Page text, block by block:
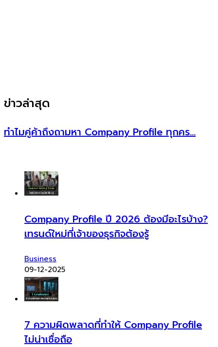
ข่าวล่าสุด
ทำไมคู่ค้าถึงถามหา Company Profile ทุกคร…
Company Profile ปี 2026 ต้องมีอะไรบ้าง?
เทรนด์ใหม่ที่เจ้าของธุรกิจต้องรู้
Business
09-12-2025
7 ความผิดพลาดที่ทำให้ Company Profile
ไม่น่าเชื่อถือ